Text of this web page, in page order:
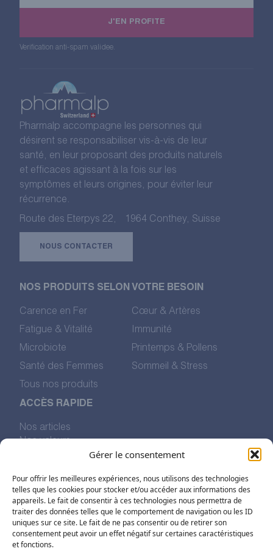
Gérer le consentement
Pour offrir les meilleures expériences, nous utilisons des technologies
telles que les cookies pour stocker et/ou accéder aux informations des
appareils. Le fait de consentir à ces technologies nous permettra de
traiter des données telles que le comportement de navigation ou les ID
uniques sur ce site. Le fait de ne pas consentir ou de retirer son
consentement peut avoir un effet négatif sur certaines caractéristiques
et fonctions.
J'EN PROFITE
Verification anti-spam validee.
Pharmalp accompagne les personnes qui
désirent se responsabiliser vis-à-vis de leur
santé, en leur proposant des produits naturels
et efficaces agissant à la fois sur les
symptômes et leurs origines, pour éviter leur
récurrence.
Route des Eterpys 22, 1964 Conthey, Suisse
NOUS CONTACTER
NOS PRODUITS SELON VOTRE BESOIN
Carence en Fer
Cœur & Artères
Fatigue & Vitalité
Immunité
Microbiote
Printemps & Pollens
Santé des Femmes
Sommeil & Stress
Tous nos produits
ACCÈS RAPIDE
Nos articles
Nos valeurs
L’histoire de Pharmalp
SUIVEZ-NOUS SUR LES RÉSEAUX